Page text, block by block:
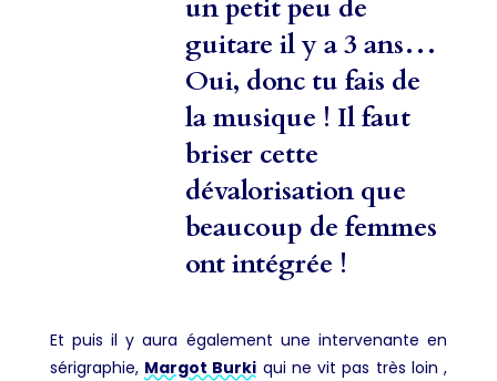
un petit peu de
guitare il y a 3 ans…
Oui, donc tu fais de
la musique ! Il faut
briser cette
dévalorisation que
beaucoup de femmes
ont intégrée !
Et puis il y aura également une intervenante en
sérigraphie, Margot Burki qui ne vit pas très loin ,